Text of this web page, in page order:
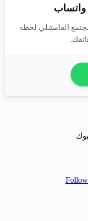
واتساب
مجتمع القامشلي لحظة